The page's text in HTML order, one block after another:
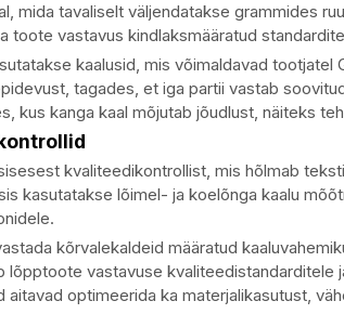
mida tavaliselt väljendatakse grammides
toote vastavus kindlaksmääratud
kaalusid, mis võimaldavad
tagades, et iga partii vastab
kus kanga kaal mõjutab jõudlust, näiteks
kvaliteedikontrollist, mis hõlmab
kasutatakse lõimel- ja koelõnga kaalu
kõrvalekaldeid määratud
lõpptoote vastavuse kvaliteedistandarditele
optimeerida ka materjalikasutust,